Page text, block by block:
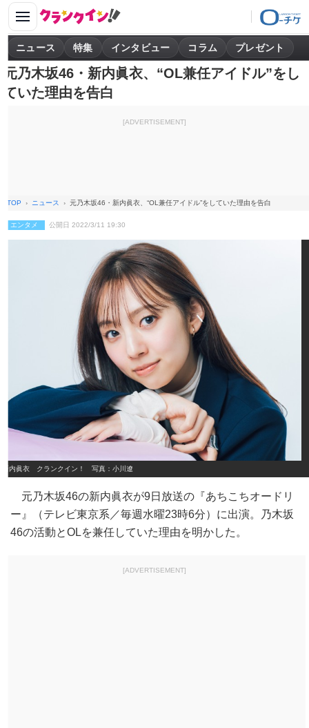
ニュース 特集 インタビュー コラム プレゼント
元乃木坂46・新内眞衣、“OL兼任アイドル”をし
ていた理由を告白
[ADVERTISEMENT]
TOP ニュース 元乃木坂46・新内眞衣、“OL兼任アイドル”をしていた理由を告白
エンタメ 公開日 2022/3/11 19:30
新内眞衣 クランクイン！ 写真：小川遼
元乃木坂46の新内眞衣が9日放送の『あちこちオードリ
ー』（テレビ東京系／毎週水曜23時6分）に出演。乃木坂
46の活動とOLを兼任していた理由を明かした。
[ADVERTISEMENT]